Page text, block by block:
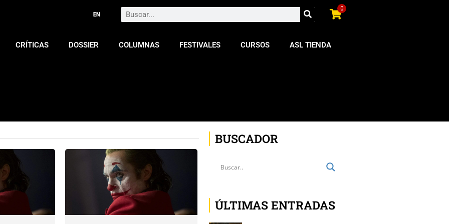
Search 0
CRÍTICAS DOSSIER COLUMNAS FESTIVALES CURSOS ASL TIENDA
BUSCADOR
ÚLTIMAS ENTRADAS